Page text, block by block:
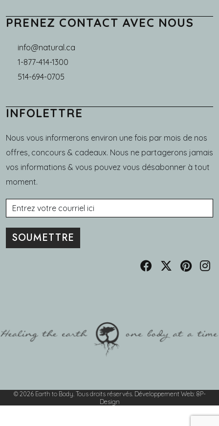
PRENEZ CONTACT AVEC NOUS
info@natural.ca
1-877-414-1300
514-694-0705
INFOLETTRE
Nous vous informerons environ une fois par mois de nos
offres, concours & cadeaux. Nous ne partagerons jamais
vos informations & vous pouvez vous désabonner à tout
moment.
Courriel
© 2026 Earth to Body. Tous droits réservés. Développement Web: 8P-
Design